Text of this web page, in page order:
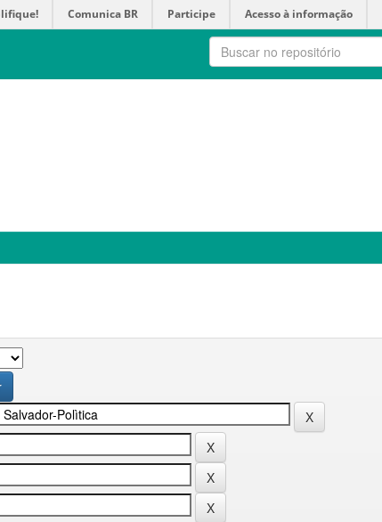
Comunica BR Participe Acesso à informação